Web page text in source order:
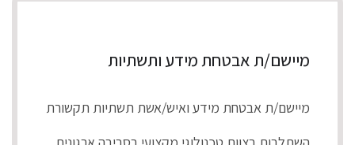
מיישם/ת אבטחת מידע ותשתיות
מיישם/ת אבטחת מידע ואיש/אשת תשתיות תקשורת